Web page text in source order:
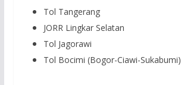
Tol Tangerang
JORR Lingkar Selatan
Tol Jagorawi
Tol Bocimi (Bogor-Ciawi-Sukabumi)